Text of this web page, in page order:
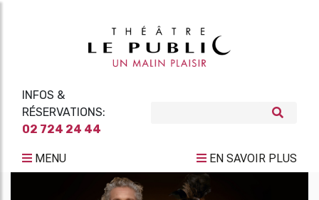
INFOS &
RÉSERVATIONS:
02 724 24 44
MENU EN SAVOIR PLUS